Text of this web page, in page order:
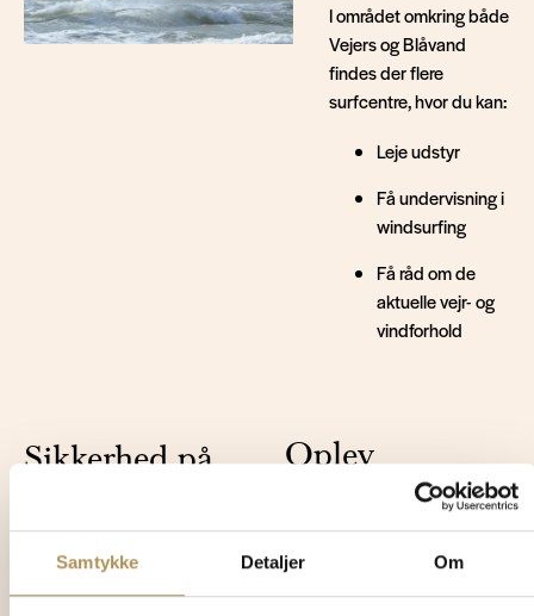
Samtykke Detaljer Om
I området omkring både
Vejers og Blåvand
findes der flere
surfcentre, hvor du kan:
Leje udstyr
Få undervisning i
windsurfing
Få råd om de
aktuelle vejr- og
vindforhold
Sikkerhed på
opmærksom på vejr- og
vindforholdene, før du
Oplev
Vesterhavet fra
vandet
Windsurfing er en fantastisk